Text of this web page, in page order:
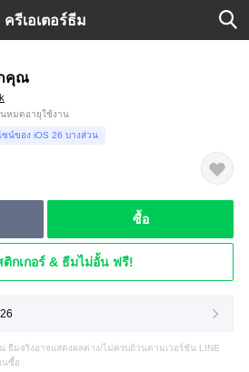
ครีเอเตอร์ธีม
คุณ
หมดอายุใช้งาน
ซน์ของ iOS 26 บางส่วน
ซื้อ
ติกเกอร์ & ธีมไม่อั้น ฟรี!
ธีมจริงอาจแสดงผลต่าง/ไม่ครบถ้วนตามเวอร์ชัน LINE
นซื้อ